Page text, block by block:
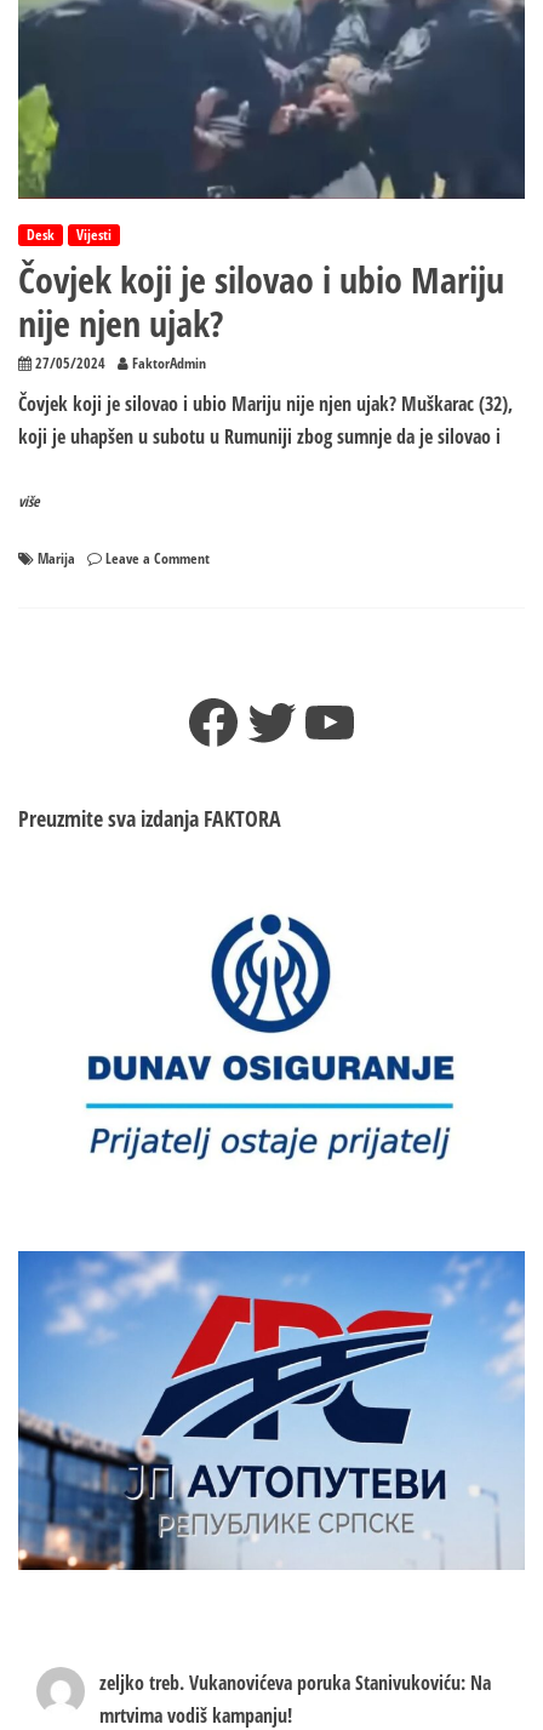
Desk Vijesti
Čovjek koji je silovao i ubio Mariju
nije njen ujak?
27/05/2024 FaktorAdmin
Čovjek koji je silovao i ubio Mariju nije njen ujak? Muškarac (32),
koji je uhapšen u subotu u Rumuniji zbog sumnje da je silovao i
više
Marija Leave a Commenton
ubio
Mariju
nije
Facebook
TwitterYouTube
Preuzmite sva izdanja FAKTORA
zeljko treb.Vukanovićeva poruka Stanivukoviću: Na
mrtvima vodiš kampanju!